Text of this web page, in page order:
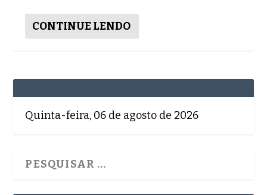
CONTINUE LENDO
Quinta-feira, 06 de agosto de 2026